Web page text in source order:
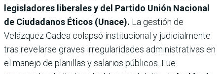
legisladores liberales y del Partido Unión Nacional
de Ciudadanos Éticos (Unace). La gestión de
Velázquez Gadea colapsó institucional y judicialmente
tras revelarse graves irregularidades administrativas en
el manejo de planillas y salarios públicos. Fue